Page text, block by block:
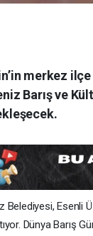
merkez
Barış ve
Belediyesi, Esenli
Dünya Barış